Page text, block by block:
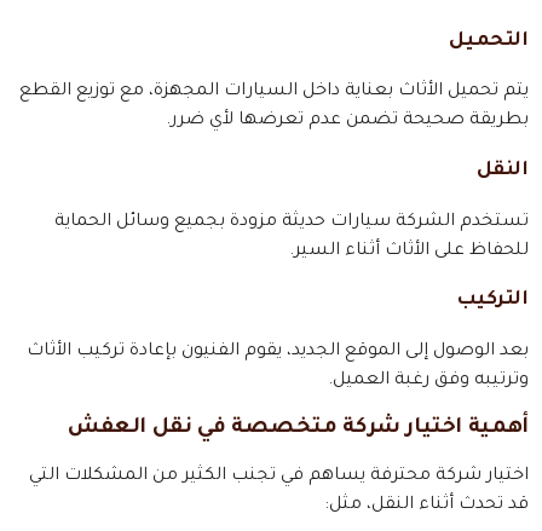
التحميل
يتم تحميل الأثاث بعناية داخل السيارات المجهزة، مع توزيع القطع
بطريقة صحيحة تضمن عدم تعرضها لأي ضرر.
النقل
تستخدم الشركة سيارات حديثة مزودة بجميع وسائل الحماية
للحفاظ على الأثاث أثناء السير.
التركيب
بعد الوصول إلى الموقع الجديد، يقوم الفنيون بإعادة تركيب الأثاث
وترتيبه وفق رغبة العميل.
أهمية اختيار شركة متخصصة في نقل العفش
اختيار شركة محترفة يساهم في تجنب الكثير من المشكلات التي
قد تحدث أثناء النقل، مثل: